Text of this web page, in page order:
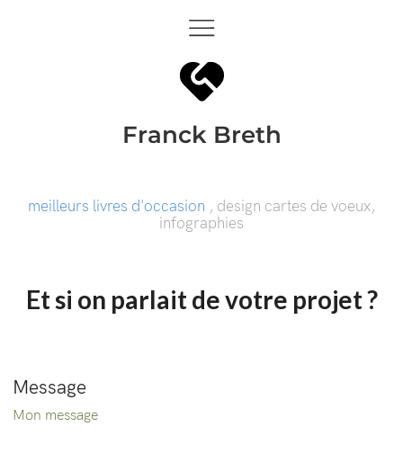
Franck Breth
meilleurs livres d'occasion , design cartes de voeux,
infographies
Et si on parlait de votre projet ?
Message